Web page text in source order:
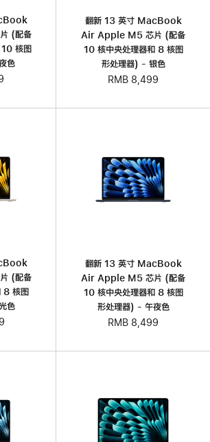
(配备
核图
色
翻新 13 英寸 MacBook
Air Apple M5 芯片 (配备
10 核中央处理器和 8 核图
形处理器) - 银色
RMB 8,499
(配备
8 核图
色
翻新 13 英寸 MacBook
Air Apple M5 芯片 (配备
10 核中央处理器和 8 核图
形处理器) - 午夜色
RMB 8,499